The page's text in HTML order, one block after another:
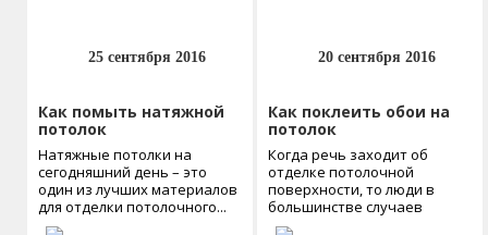
25 сентября 2016
Как помыть натяжной
потолок
Натяжные потолки на
сегодняшний день – это
один из лучших материалов
для отделки потолочного...
20 сентября 2016
Как поклеить обои на
потолок
Когда речь заходит об
отделке потолочной
поверхности, то люди в
большинстве случаев
рассматривают всего...